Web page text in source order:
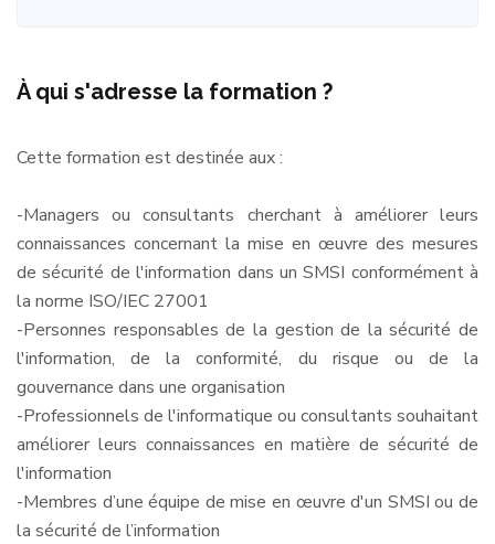
À qui s'adresse la formation ?
Cette formation est destinée aux :
-Managers ou consultants cherchant à améliorer leurs
connaissances concernant la mise en œuvre des mesures
de sécurité de l'information dans un SMSI conformément à
la norme ISO/IEC 27001
-Personnes responsables de la gestion de la sécurité de
l'information, de la conformité, du risque ou de la
gouvernance dans une organisation
-Professionnels de l'informatique ou consultants souhaitant
améliorer leurs connaissances en matière de sécurité de
l'information
-Membres d’une équipe de mise en œuvre d'un SMSI ou de
la sécurité de l’information